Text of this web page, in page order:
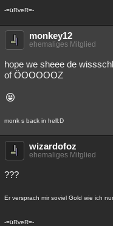
-=üRveR=-
monkey12
ehemaliges Mitglied
hope we sheee de
of ÖOOOOOZ
monk s back in hell:D
wizardofoz
ehemaliges Mitglied
???
Er versprach mir soviel Gold wie ich
-=üRveR=-